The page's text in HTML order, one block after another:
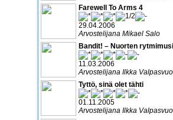
Farewell To Arms 4
29.04.2006
Arvostelijana Mikael Salo
Bandit! – Nuorten
11.03.2006
Arvostelijana Ilkka Valpasvuo
Tyttö, sinä olet tähti
01.11.2005
Arvostelijana Ilkka Valpasvuo